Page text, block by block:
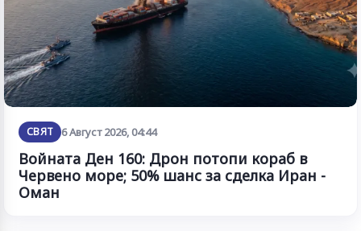
СВЯТ 6 Август 2026, 04:44
Войната Ден 160: Дрон потопи кораб в
Червено море; 50% шанс за сделка Иран -
Оман